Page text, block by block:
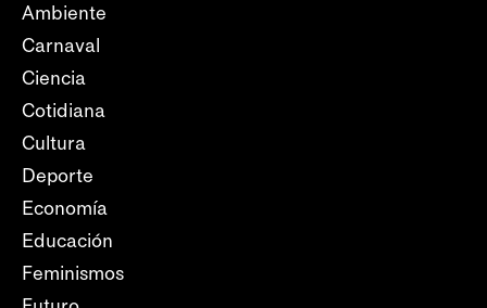
Ambiente
Carnaval
Ciencia
Cotidiana
Cultura
Deporte
Economía
Educación
Feminismos